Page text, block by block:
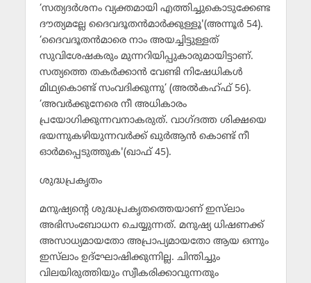
‘സത്യദര്‍ശനം വ്യക്തമായി എത്തിച്ചുകൊടുക്കേണ്ട
ദൗത്യമല്ലേ ദൈവദൂതന്‍മാര്‍ക്കുള്ളൂ'(അന്നൂര്‍ 54).
‘ദൈവദൂതന്‍മാരെ നാം അയച്ചിട്ടുള്ളത്
സുവിശേഷകരും മുന്നറിയിപ്പുകാരുമായിട്ടാണ്.
സത്യത്തെ തകര്‍ക്കാന്‍ വേണ്ടി നിഷേധികള്‍
മിഥ്യകൊണ്ട് സംവദിക്കുന്നു’ (അല്‍കഹ്ഫ് 56).
‘അവര്‍ക്കുനേരെ നീ അധികാരം
പ്രയോഗിക്കുന്നവനാകരുത്. വാഗ്ദത്ത ശിക്ഷയെ
ഭയന്നുകഴിയുന്നവര്‍ക്ക് ഖുര്‍ആന്‍ കൊണ്ട് നീ
ഓര്‍മപ്പെടുത്തുക'(ഖാഫ് 45).
ശുദ്ധപ്രകൃതം
മനുഷ്യന്റെ ശുദ്ധപ്രകൃതത്തെയാണ് ഇസ്‌ലാം
അഭിസംബോധന ചെയ്യുന്നത്. മനുഷ്യ ധിഷണക്ക്
അസാധ്യമായതോ അപ്രാപ്യമായതോ ആയ ഒന്നും
ഇസ്‌ലാം ഉദ്‌ഘോഷിക്കുന്നില്ല. ചിന്തിച്ചും
വിലയിരുത്തിയും സ്വീകരിക്കാവുന്നതും